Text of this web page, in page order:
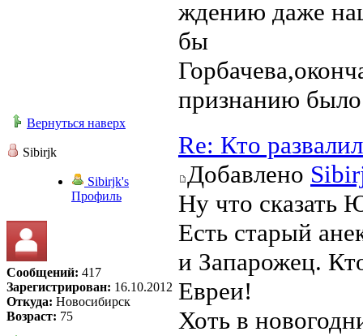
ждению даже
бы
признанию
Вернуться наверх
Sibirjk
Sibirjk's
Профиль
Сообщений: 417
Зарегистрирован: 16.10.2012
Откуда: Новосибирск
Возраст: 75
Re: Кто
Добавлено
Ну что сказать
Есть старый
и Запарожец.
Евреи!
Хоть в